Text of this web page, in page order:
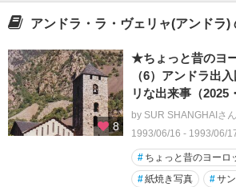
アンドラ・ラ・ヴェリャ(アンドラ)
8
★ちょっと昔のヨ
（6）アンドラ出
リな出来事（2025
by SUR SHANGHAIさん
1993/06/16 - 1993/06/
# ちょっと昔のヨーロ
#紙焼き写真 #サ